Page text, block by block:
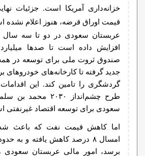
خزانه‌داری آمریکا است. جزئیات
قیمت اوراق قرضه، هنوز اعلام نشده
عربستان سعودی در دو تا سه سال
افزایش داده است تا صدها
صندوق ثروت ملی برای توسعه در
جدید گرفته تا کارخانه‌های خودروهای
گردشگری را تامین کند. این
طرح چشم‌انداز ۲۰۳۰
سعودی برای توسعه اقتصاد غیرنفتی
اما کاهش قیمت نفت که باعث
برسد، امور مالی عربستان سعودی